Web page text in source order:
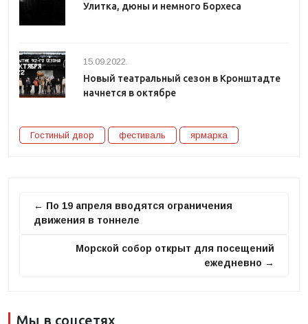
Улитка, дюны и немного Борхеса
15.09.2022.
Новый театральный сезон в Кронштадте
начнется в октябре
Гостиный двор фестиваль ярмарка
← По 19 апреля вводятся ограничения
движения в тоннеле
Морской собор открыт для посещений
ежедневно →
Мы в соцсетях